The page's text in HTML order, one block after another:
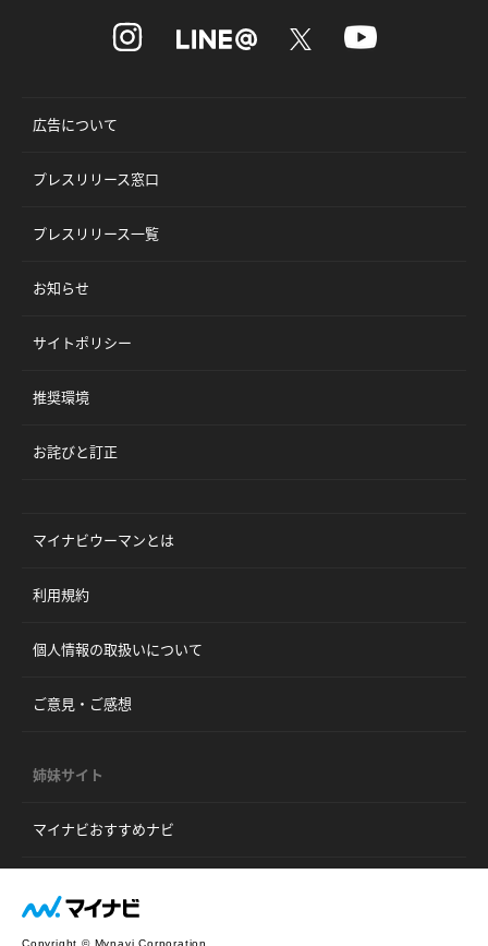
広告について
プレスリリース窓口
プレスリリース一覧
お知らせ
サイトポリシー
推奨環境
お詫びと訂正
マイナビウーマンとは
利用規約
個人情報の取扱いについて
ご意見・ご感想
姉妹サイト
マイナビおすすめナビ
Copyright © Mynavi Corporation